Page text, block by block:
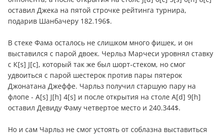
оставил Джека на пятой строчке рейтинга турнира,
подарив Шанбачеру 182.196$.
В стеке Фама осталось не слишком много фишек, и он
выставился с парой двоек. Черльз Марчеси уровнял ставку
с К[s] J[c], который так же был шорт-стеком, но смог
удвоиться с парой шестерок против пары пятерок
Джонатана Джеффе. Чарльз получил старшую пару на
флопе - A[s] J[h] 4[s] и после открытия на столе A[d] 9[h]
оставил Девиду Фаму четвертое место и 240.344$.
Но и сам Чарльз не смог устоять от соблазна выставиться